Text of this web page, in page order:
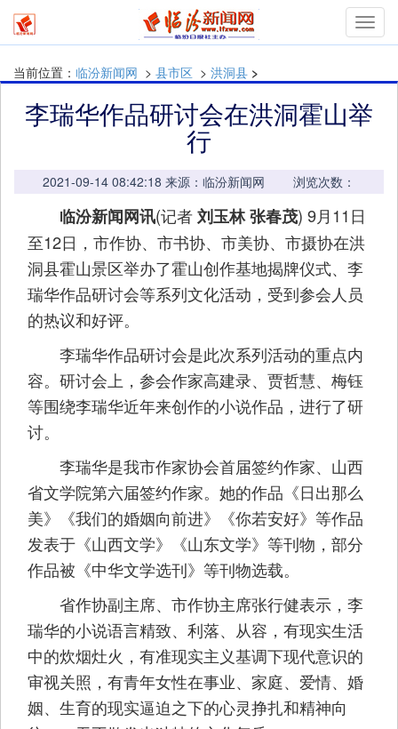
当前位置： 临汾新闻网 > 县市区 > 洪洞县 >
李瑞华作品研讨会在洪洞霍山举
行
2021-09-14 08:42:18 来源：临汾新闻网 浏览次数：
临汾新闻网讯(记者刘玉林 张春茂) 9月11日
至12日，市作协、市书协、市美协、市摄协在洪
洞县霍山景区举办了霍山创作基地揭牌仪式、李
瑞华作品研讨会等系列文化活动，受到参会人员
的热议和好评。
李瑞华作品研讨会是此次系列活动的重点内
容。研讨会上，参会作家高建录、贾哲慧、梅钰
等围绕李瑞华近年来创作的小说作品，进行了研
讨。
李瑞华是我市作家协会首届签约作家、山西
省文学院第六届签约作家。她的作品《日出那么
美》《我们的婚姻向前进》《你若安好》等作品
发表于《山西文学》《山东文学》等刊物，部分
作品被《中华文学选刊》等刊物选载。
省作协副主席、市作协主席张行健表示，李
瑞华的小说语言精致、利落、从容，有现实生活
中的炊烟灶火，有准现实主义基调下现代意识的
审视关照，有青年女性在事业、家庭、爱情、婚
姻、生育的现实逼迫之下的心灵挣扎和精神向